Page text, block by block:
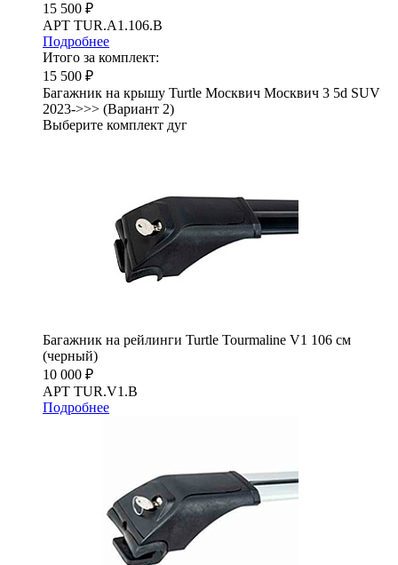
15 500 ₽
АРТ TUR.A1.106.B
Подробнее
Итого за комплект:
15 500 ₽
Багажник на крышу Turtle Москвич Москвич 3 5d SUV
2023->>> (Вариант 2)
Выберите комплект дуг
Багажник на рейлинги Turtle Tourmaline V1 106 см
(черный)
10 000 ₽
АРТ TUR.V1.B
Подробнее